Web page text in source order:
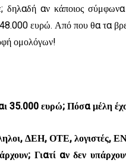
δηλαδή αν κάποιος
ευρώ. Από που θα τα
ομολόγων!
35.000 ευρώ; Πόσα μέλη
ΔΕΗ, ΟΤΕ, λογιστές,
Γιατί αν δεν